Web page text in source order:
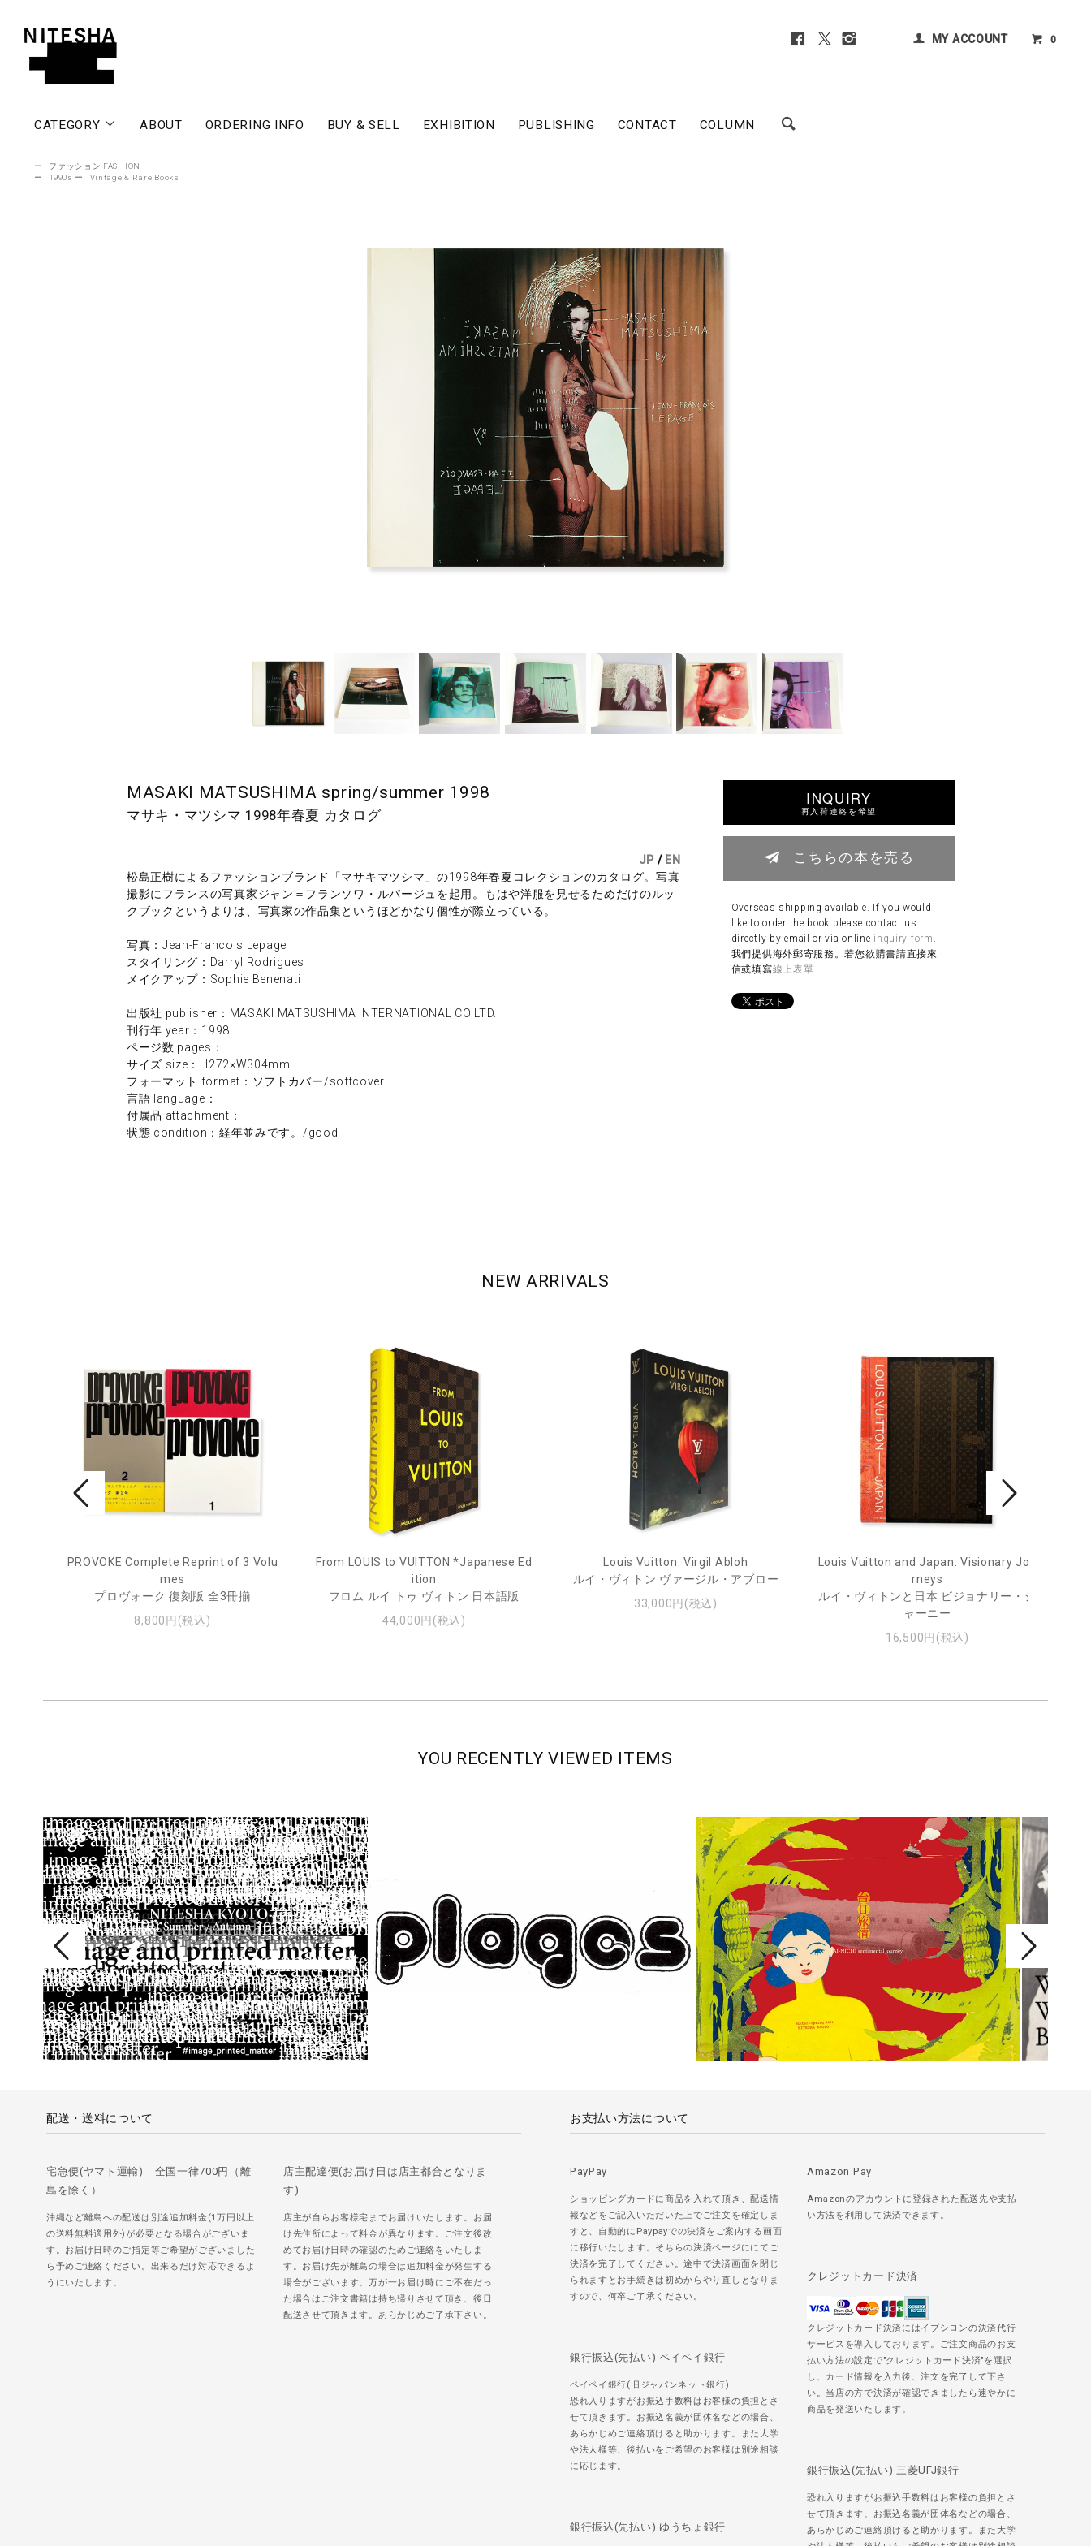
MY ACCOUNT 0
CATEGORY ABOUT ORDERING INFO BUY & SELL EXHIBITION PUBLISHING CONTACT COLUMN
ー
ファッション FASHION
ー
1990s ー Vintage & Rare Books
MASAKI MATSUSHIMA spring/summer 1998
マサキ・マツシマ 1998年春夏 カタログ
JP / EN
松島正樹によるファッションブランド「マサキマツシマ」の1998年春夏コレクションのカタログ。写真
撮影にフランスの写真家ジャン＝フランソワ・ルパージュを起用。もはや洋服を見せるためだけのルッ
クブックというよりは、写真家の作品集というほどかなり個性が際立っている。
写真：Jean-Francois Lepage
スタイリング：Darryl Rodrigues
メイクアップ：Sophie Benenati
出版社 publisher：MASAKI MATSUSHIMA INTERNATIONAL CO LTD.
刊行年 year：1998
ページ数 pages：
サイズ size：H272×W304mm
フォーマット format：ソフトカバー/softcover
言語 language：
付属品 attachment：
状態 condition：経年並みです。/good.
INQUIRY
再入荷連絡を希望
こちらの本を売る
Overseas shipping available. If you would
like to order the book please contact us
directly by email or via online inquiry form .
我們提供海外郵寄服務。若您欲購書請直接來
信或填寫線上表單
NEW ARRIVALS
PROVOKE Complete Reprint of 3 Volu
mes
プロヴォーク 復刻版 全3冊揃
8,800円(税込)
From LOUIS to VUITTON *Japanese Ed
ition
フロム ルイ トゥ ヴィトン 日本語版
44,000円(税込)
Louis Vuitton: Virgil Abloh
ルイ・ヴィトン ヴァージル・アブロー
33,000円(税込)
Louis Vuitton and Japan: Visionary Jou
rneys
ルイ・ヴィトンと日本 ビジョナリー・ジ
ャーニー
16,500円(税込)
YOU RECENTLY VIEWED ITEMS
配送・送料について
宅急便(ヤマト運輸) 全国一律700円（離
島を除く）
沖縄など離島への配送は別途追加料金(1万円以上
の送料無料適用外)が必要となる場合がございま
す。お届け日時のご指定等ご希望がございました
ら予めご連絡ください。出来るだけ対応できるよ
うにいたします。
店主配達便(お届け日は店主都合となりま
す)
店主が自らお客様宅までお届けいたします。お届
け先住所によって料金が異なります。ご注文後改
めてお届け日時の確認のためご連絡をいたしま
す。お届け先が離島の場合は追加料金が発生する
場合がございます。万が一お届け時にご不在だっ
た場合はご注文書籍は持ち帰りさせて頂き、後日
配送させて頂きます。あらかじめご了承下さい。
お支払い方法について
PayPay
ショッピングカードに商品を入れて頂き、配送情
報などをご記入いただいた上でご注文を確定しま
すと、自動的にPaypayでの決済をご案内する画面
に移行いたします。そちらの決済ページににてご
決済を完了してください。途中で決済画面を閉じ
られますとお手続きは初めからやり直しとなりま
すので、何卒ご了承ください。
Amazon Pay
Amazonのアカウントに登録された配送先や支払
い方法を利用して決済できます。
クレジットカード決済
クレジットカード決済にはイプシロンの決済代行
サービスを導入しております。ご注文商品のお支
払い方法の設定で"クレジットカード決済"を選択
し、カード情報を入力後、注文を完了して下さ
い。当店の方で決済が確認できましたら速やかに
商品を発送いたします。
銀行振込(先払い) ペイペイ銀行
ペイペイ銀行(旧ジャパンネット銀行)
恐れ入りますがお振込手数料はお客様の負担とさ
せて頂きます。お振込名義が団体名などの場合、
あらかじめご連絡頂けると助かります。また大学
や法人様等、後払いをご希望のお客様は別途相談
に応じます。
銀行振込(先払い) 三菱UFJ銀行
恐れ入りますがお振込手数料はお客様の負担とさ
せて頂きます。お振込名義が団体名などの場合、
あらかじめご連絡頂けると助かります。また大学
銀行振込(先払い) ゆうちょ銀行